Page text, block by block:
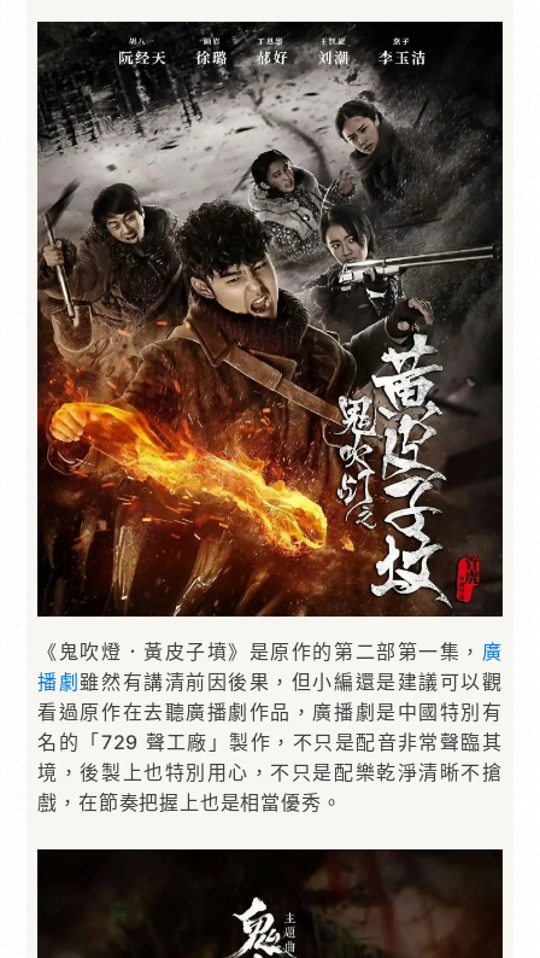
《鬼吹燈．黃皮子墳》是原作的第二部第一集， 廣
播劇 雖然有講清前因後果，但小編還是建議可以觀
看過原作在去聽廣播劇作品，廣播劇是中國特別有
名的「729 聲工廠」製作，不只是配音非常聲臨其
境，後製上也特別用心，不只是配樂乾淨清晰不搶
戲，在節奏把握上也是相當優秀。